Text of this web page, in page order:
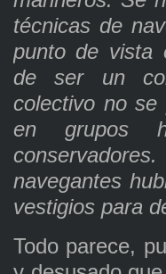
técnicas de
punto de vista
de ser un
colectivo no se
en grupos
navegantes
vestigios para
Todo parece,